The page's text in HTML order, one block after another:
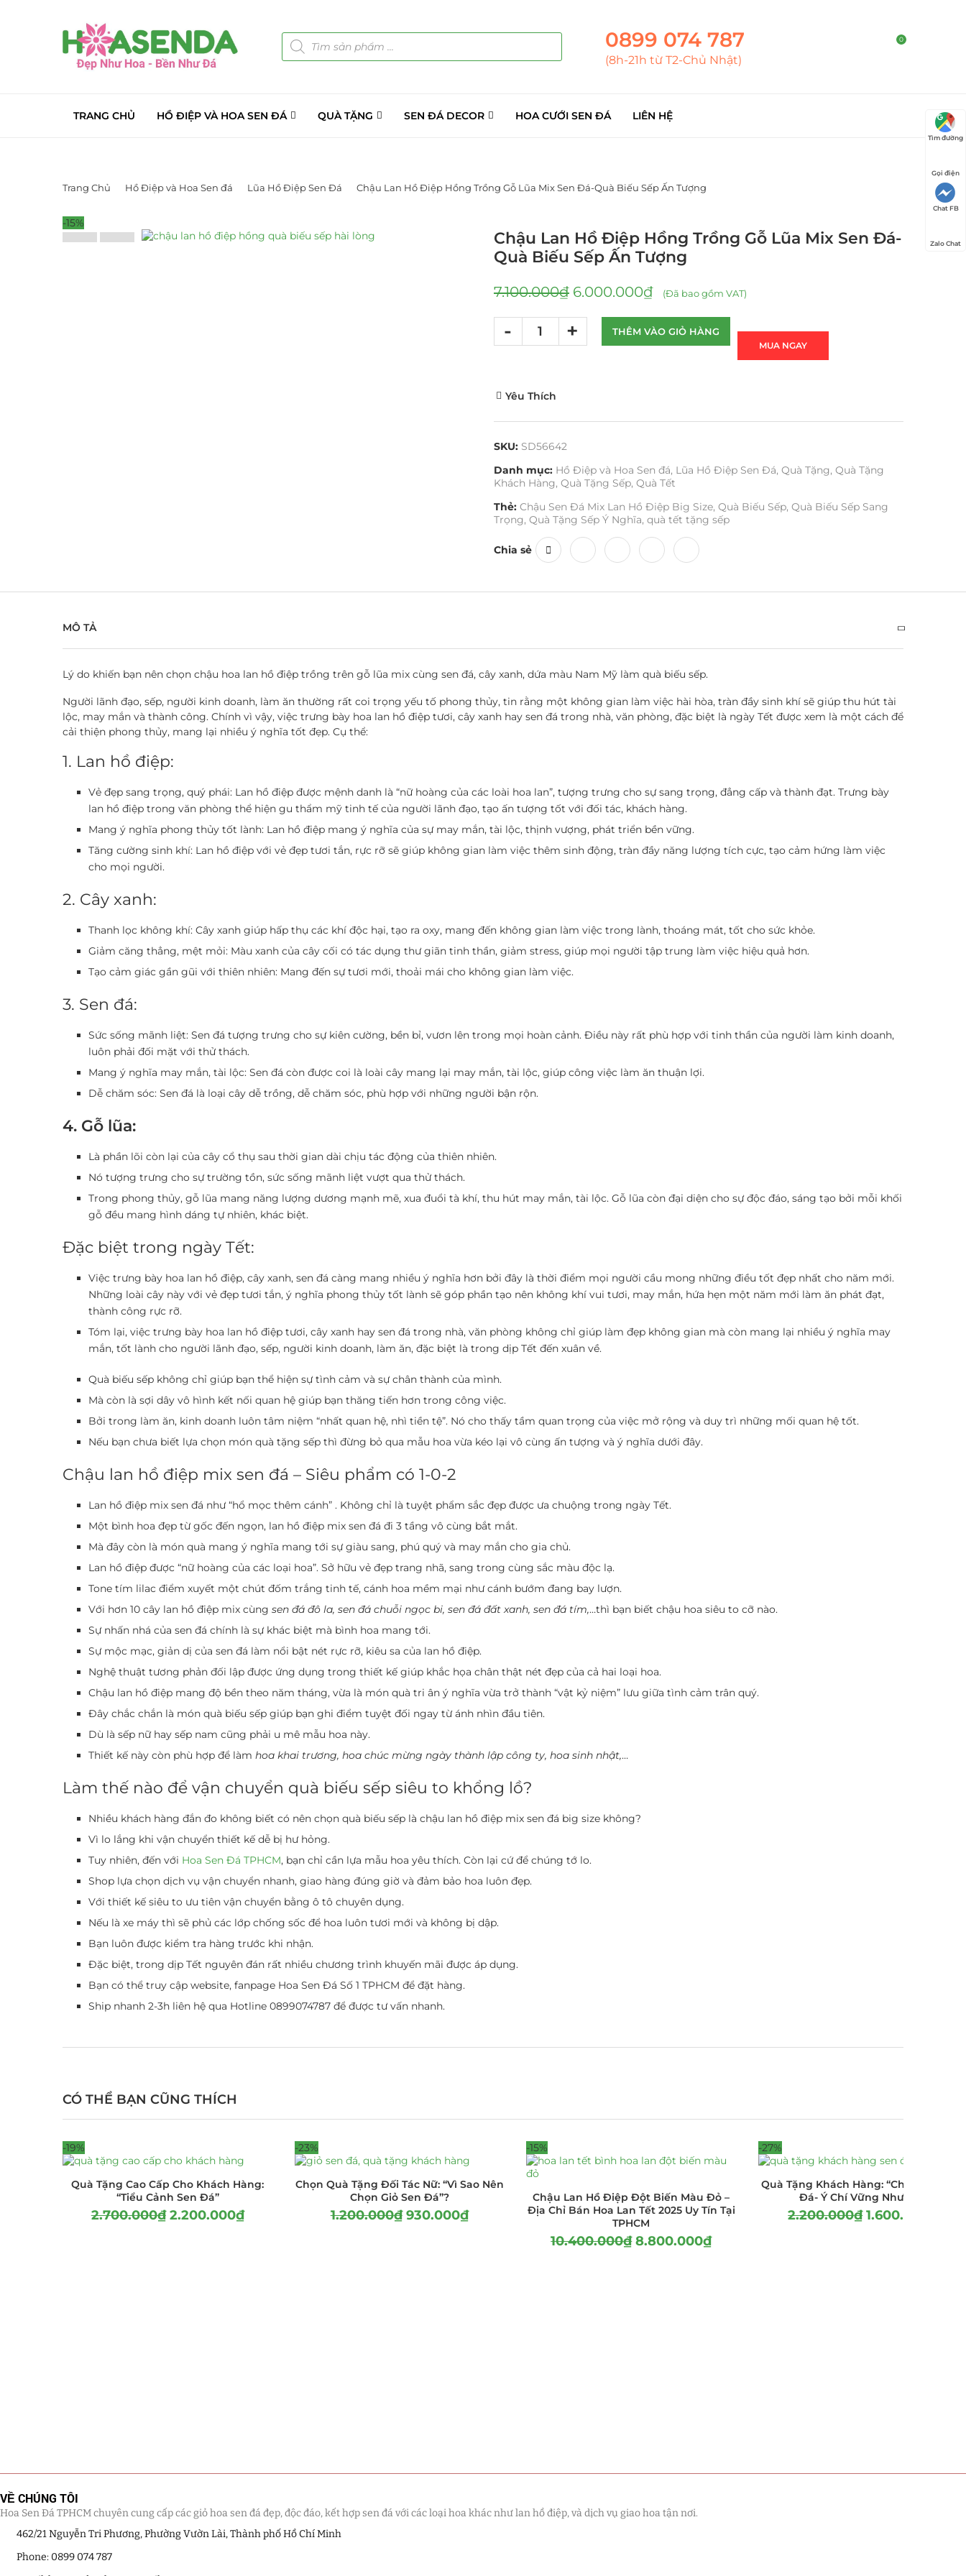
0899 074 787
(8h-21h từ T2-Chủ Nhật)
0
TRANG CHỦ HỒ ĐIỆP VÀ HOA SEN ĐÁ QUÀ TẶNG SEN ĐÁ DECOR HOA CƯỚI SEN ĐÁ LIÊN HỆ
Trang Chủ Hồ Điệp và Hoa Sen đá Lũa Hồ Điệp Sen Đá Chậu Lan Hồ Điệp Hồng Trồng Gỗ Lũa Mix Sen Đá-Quà Biếu Sếp Ấn Tượng
-15%
Chậu Lan Hồ Điệp Hồng Trồng Gỗ Lũa Mix Sen Đá-
Quà Biếu Sếp Ấn Tượng
7.100.000₫ 6.000.000₫ (Đã bao gồm VAT)
THÊM VÀO GIỎ HÀNG
MUA NGAY
Yêu Thích
SKU: SD56642
Danh mục: Hồ Điệp và Hoa Sen đá, Lũa Hồ Điệp Sen Đá, Quà Tặng, Quà Tặng
Khách Hàng, Quà Tặng Sếp, Quà Tết
Thẻ: Chậu Sen Đá Mix Lan Hồ Điệp Big Size, Quà Biếu Sếp, Quà Biếu Sếp Sang
Trọng, Quà Tặng Sếp Ý Nghĩa, quà tết tặng sếp
Chia sẻ
MÔ TẢ
Lý do khiến bạn nên chọn chậu hoa lan hồ điệp trồng trên gỗ lũa mix cùng sen đá, cây xanh, dứa màu Nam Mỹ làm quà biếu sếp.
Người lãnh đạo, sếp, người kinh doanh, làm ăn thường rất coi trọng yếu tố phong thủy, tin rằng một không gian làm việc hài hòa, tràn đầy sinh khí sẽ giúp thu hút tài
lộc, may mắn và thành công. Chính vì vậy, việc trưng bày hoa lan hồ điệp tươi, cây xanh hay sen đá trong nhà, văn phòng, đặc biệt là ngày Tết được xem là một cách để
cải thiện phong thủy, mang lại nhiều ý nghĩa tốt đẹp. Cụ thể:
1. Lan hồ điệp:
Vẻ đẹp sang trọng, quý phái: Lan hồ điệp được mệnh danh là “nữ hoàng của các loài hoa lan”, tượng trưng cho sự sang trọng, đẳng cấp và thành đạt. Trưng bày
lan hồ điệp trong văn phòng thể hiện gu thẩm mỹ tinh tế của người lãnh đạo, tạo ấn tượng tốt với đối tác, khách hàng.
Mang ý nghĩa phong thủy tốt lành: Lan hồ điệp mang ý nghĩa của sự may mắn, tài lộc, thịnh vượng, phát triển bền vững.
Tăng cường sinh khí: Lan hồ điệp với vẻ đẹp tươi tắn, rực rỡ sẽ giúp không gian làm việc thêm sinh động, tràn đầy năng lượng tích cực, tạo cảm hứng làm việc
cho mọi người.
2. Cây xanh:
Thanh lọc không khí: Cây xanh giúp hấp thụ các khí độc hại, tạo ra oxy, mang đến không gian làm việc trong lành, thoáng mát, tốt cho sức khỏe.
Giảm căng thẳng, mệt mỏi: Màu xanh của cây cối có tác dụng thư giãn tinh thần, giảm stress, giúp mọi người tập trung làm việc hiệu quả hơn.
Tạo cảm giác gần gũi với thiên nhiên: Mang đến sự tươi mới, thoải mái cho không gian làm việc.
3. Sen đá:
Sức sống mãnh liệt: Sen đá tượng trưng cho sự kiên cường, bền bỉ, vươn lên trong mọi hoàn cảnh. Điều này rất phù hợp với tinh thần của người làm kinh doanh,
luôn phải đối mặt với thử thách.
Mang ý nghĩa may mắn, tài lộc: Sen đá còn được coi là loài cây mang lại may mắn, tài lộc, giúp công việc làm ăn thuận lợi.
Dễ chăm sóc: Sen đá là loại cây dễ trồng, dễ chăm sóc, phù hợp với những người bận rộn.
4. Gỗ lũa:
Là phần lõi còn lại của cây cổ thụ sau thời gian dài chịu tác động của thiên nhiên.
Nó tượng trưng cho sự trường tồn, sức sống mãnh liệt vượt qua thử thách.
Trong phong thủy, gỗ lũa mang năng lượng dương mạnh mẽ, xua đuổi tà khí, thu hút may mắn, tài lộc. Gỗ lũa còn đại diện cho sự độc đáo, sáng tạo bởi mỗi khối
gỗ đều mang hình dáng tự nhiên, khác biệt.
Đặc biệt trong ngày Tết:
Việc trưng bày hoa lan hồ điệp, cây xanh, sen đá càng mang nhiều ý nghĩa hơn bởi đây là thời điểm mọi người cầu mong những điều tốt đẹp nhất cho năm mới.
Những loài cây này với vẻ đẹp tươi tắn, ý nghĩa phong thủy tốt lành sẽ góp phần tạo nên không khí vui tươi, may mắn, hứa hẹn một năm mới làm ăn phát đạt,
thành công rực rỡ.
Tóm lại, việc trưng bày hoa lan hồ điệp tươi, cây xanh hay sen đá trong nhà, văn phòng không chỉ giúp làm đẹp không gian mà còn mang lại nhiều ý nghĩa may
mắn, tốt lành cho người lãnh đạo, sếp, người kinh doanh, làm ăn, đặc biệt là trong dịp Tết đến xuân về.
Quà biếu sếp không chỉ giúp bạn thể hiện sự tình cảm và sự chân thành của mình.
Mà còn là sợi dây vô hình kết nối quan hệ giúp bạn thăng tiến hơn trong công việc.
Bởi trong làm ăn, kinh doanh luôn tâm niệm “nhất quan hệ, nhì tiền tệ”. Nó cho thấy tầm quan trọng của việc mở rộng và duy trì những mối quan hệ tốt.
Nếu bạn chưa biết lựa chọn món quà tặng sếp thì đừng bỏ qua mẫu hoa vừa kéo lại vô cùng ấn tượng và ý nghĩa dưới đây.
Chậu lan hồ điệp mix sen đá – Siêu phẩm có 1-0-2
Lan hồ điệp mix sen đá như “hổ mọc thêm cánh” . Không chỉ là tuyệt phẩm sắc đẹp được ưa chuộng trong ngày Tết.
Một bình hoa đẹp từ gốc đến ngọn, lan hồ điệp mix sen đá đi 3 tầng vô cùng bắt mắt.
Mà đây còn là món quà mang ý nghĩa mang tới sự giàu sang, phú quý và may mắn cho gia chủ.
Lan hồ điệp được “nữ hoàng của các loại hoa”. Sở hữu vẻ đẹp trang nhã, sang trong cùng sắc màu độc lạ.
Tone tím lilac điểm xuyết một chút đốm trắng tinh tế, cánh hoa mềm mại như cánh bướm đang bay lượn.
Với hơn 10 cây lan hồ điệp mix cùng sen đá đô la, sen đá chuỗi ngọc bi, sen đá đất xanh, sen đá tím,…thì bạn biết chậu hoa siêu to cỡ nào.
Sự nhấn nhá của sen đá chính là sự khác biệt mà bình hoa mang tới.
Sự mộc mạc, giản dị của sen đá làm nổi bật nét rực rỡ, kiêu sa của lan hồ điệp.
Nghệ thuật tương phản đối lập được ứng dụng trong thiết kế giúp khắc họa chân thật nét đẹp của cả hai loại hoa.
Chậu lan hồ điệp mang độ bền theo năm tháng, vừa là món quà tri ân ý nghĩa vừa trở thành “vật kỷ niệm” lưu giữa tình cảm trân quý.
Đây chắc chắn là món quà biếu sếp giúp bạn ghi điểm tuyệt đối ngay từ ánh nhìn đầu tiên.
Dù là sếp nữ hay sếp nam cũng phải u mê mẫu hoa này.
Thiết kế này còn phù hợp để làm hoa khai trương, hoa chúc mừng ngày thành lập công ty, hoa sinh nhật,…
Làm thế nào để vận chuyển quà biếu sếp siêu to khổng lồ?
Nhiều khách hàng đắn đo không biết có nên chọn quà biếu sếp là chậu lan hồ điệp mix sen đá big size không?
Vì lo lắng khi vận chuyển thiết kế dễ bị hư hỏng.
Tuy nhiên, đến với Hoa Sen Đá TPHCM, bạn chỉ cần lựa mẫu hoa yêu thích. Còn lại cứ để chúng tớ lo.
Shop lựa chọn dịch vụ vận chuyển nhanh, giao hàng đúng giờ và đảm bảo hoa luôn đẹp.
Với thiết kế siêu to ưu tiên vận chuyển bằng ô tô chuyên dụng.
Nếu là xe máy thì sẽ phủ các lớp chống sốc để hoa luôn tươi mới và không bị dập.
Bạn luôn được kiểm tra hàng trước khi nhận.
Đặc biệt, trong dịp Tết nguyên đán rất nhiều chương trình khuyến mãi được áp dụng.
Bạn có thể truy cập website, fanpage Hoa Sen Đá Số 1 TPHCM để đặt hàng.
Ship nhanh 2-3h liên hệ qua Hotline 0899074787 để được tư vấn nhanh.
CÓ THỂ BẠN CŨNG THÍCH
-19%
Quà Tặng Cao Cấp Cho Khách Hàng:
“Tiểu Cảnh Sen Đá”
2.700.000₫ 2.200.000₫
-23%
Chọn Quà Tặng Đối Tác Nữ: “Vì Sao Nên
Chọn Giỏ Sen Đá”?
1.200.000₫ 930.000₫
-15%
Chậu Lan Hồ Điệp Đột Biến Màu Đỏ –
Địa Chỉ Bán Hoa Lan Tết 2025 Uy Tín Tại
TPHCM
10.400.000₫ 8.800.000₫
-27%
Quà Tặng Khách Hàng: “Chọn Hoa Sen
Đá- Ý Chí Vững Như Đá”
2.200.000₫ 1.600.000
VỀ CHÚNG TÔI
Hoa Sen Đá TPHCM chuyên cung cấp các giỏ hoa sen đá đẹp, độc đáo, kết hợp sen đá với các loại hoa khác như lan hồ điệp, và dịch vụ giao hoa tận nơi.
462/21 Nguyễn Tri Phương, Phường Vườn Lài, Thành phố Hồ Chí Minh
Phone: 0899 074 787
Tìm đường
Gọi điện
Chat FB
Zalo Chat